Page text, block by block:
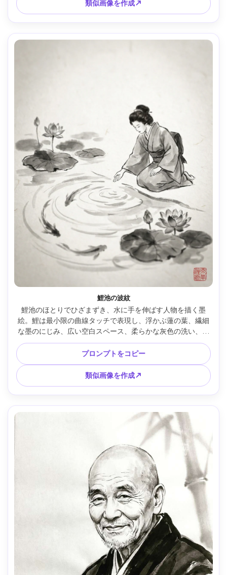
類似画像を作成↗
鯉池の波紋
鯉池のほとりでひざまずき、水に手を伸ばす人物を描く墨
絵。鯉は最小限の曲線タッチで表現し、浮かぶ蓮の葉、繊細
な墨のにじみ、広い空白スペース、柔らかな灰色の洗い、和
紙の繊維、禅の静けさ、赤い印、85mmレンズ、浅い被写界
深度、柔らかなシネマ風ライティング --ar 4:5
プロンプトをコピー
類似画像を作成↗